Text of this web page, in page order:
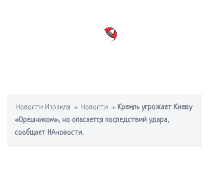
Новости Израиля » Новости » Кремль угрожает Киеву
«Орешником», но опасается последствий удара,
сообщает НАновости.